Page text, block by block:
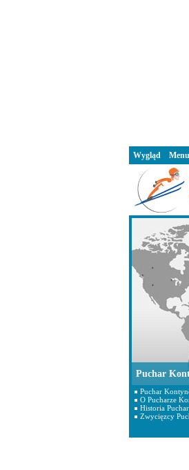
Puchar
Puchar
O Pucharze
Historia
Zwycięzcy
Wygląd